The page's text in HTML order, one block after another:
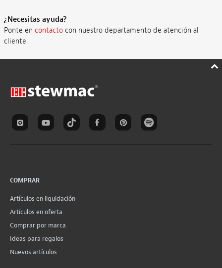
¿Necesitas ayuda?
Ponte en contactocon nuestro departamento de atención al
cliente.
COMPRAR
Artículos en liquidación
Artículos en oferta
Comprar por marca
Ideas para regalos
Nuevos artículos